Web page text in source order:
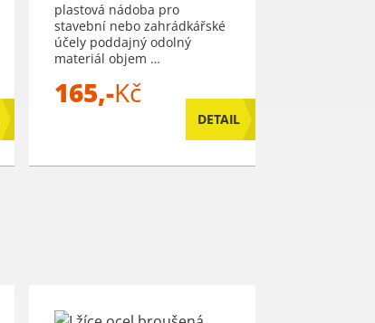
plastová nádoba pro
stavební nebo zahrádkářské
účely poddajný odolný
materiál objem …
165,-Kč
DETAIL